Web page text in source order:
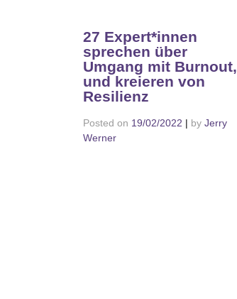
27 Expert*innen
sprechen über
Umgang mit Burnout,
und kreieren von
Resilienz
Posted on 19/02/2022 | by Jerry
Werner